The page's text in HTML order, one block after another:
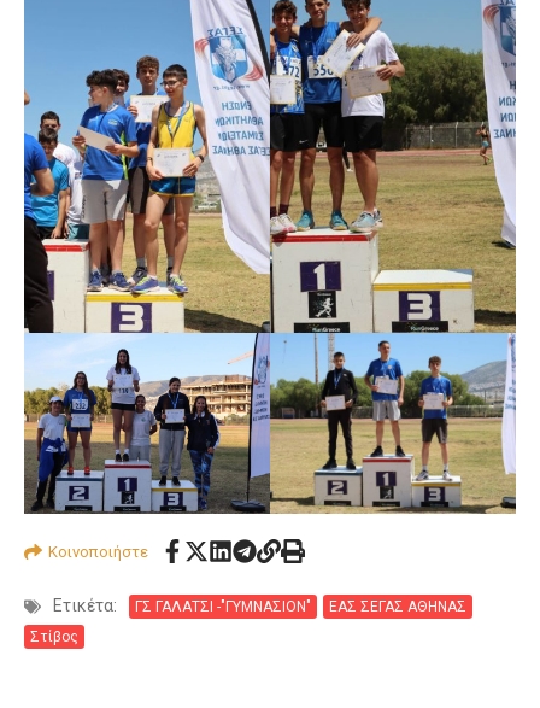
Κοινοποιήστε
Ετικέτα: ΓΣ ΓΑΛΑΤΣΙ -"ΓΥΜΝΑΣΙΟΝ"
ΕΑΣ ΣΕΓΑΣ ΑΘΗΝΑΣ
Στίβος